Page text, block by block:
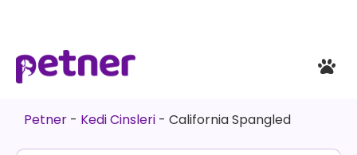
Petner - Kedi Cinsleri - California Spangled